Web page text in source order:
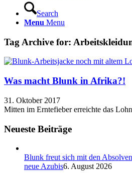
Search
Menu Menu
Tag Archive for:
Was macht Blunk in Afrika?!
31. Oktober 2017
Mitten im Erntefieber erreichte das
Neueste Beiträge
Blunk freut sich mit den
neue Azubis6. August 2026